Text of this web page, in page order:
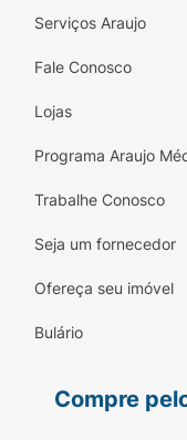
Serviços Araujo
Fale Conosco
Lojas
Programa Araujo
Trabalhe Conosco
Seja um fornecedor
Ofereça seu imóvel
Bulário
Compre